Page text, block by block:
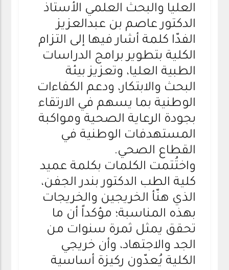
العليا والبحث العلمي الأستاذ
الدكتور عاصم بن عبدالعزيز
الفدّا كلمة أشار فيها إلى التزام
الكلية بتطوير برامج الدراسات
الطبية العليا، وتعزيز بيئة
البحث والابتكار، ودعم الكفاءات
الوطنية بما يسهم في الارتقاء
بجودة الرعاية الصحية ومواكبة
المستهدفات الوطنية في
القطاع الصحي.
واختُتمت الكلمات بكلمة عميد
كلية الطب الدكتور بندر الجفن،
الذي هنّأ الخريجين والخريجات
بهذه المناسبة؛ مؤكداً أن ما
تحقق يمثل ثمرة سنوات من
الجد والاجتهاد، وأن خريجي
الكلية يُعدّون ركيزة أساسية